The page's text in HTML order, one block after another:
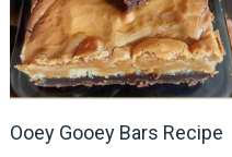
Ooey Gooey Bars Recipe